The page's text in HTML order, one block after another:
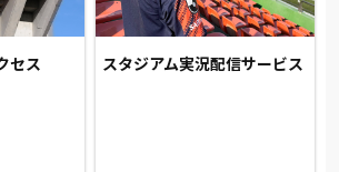
セス スタジアム実況配信サービス